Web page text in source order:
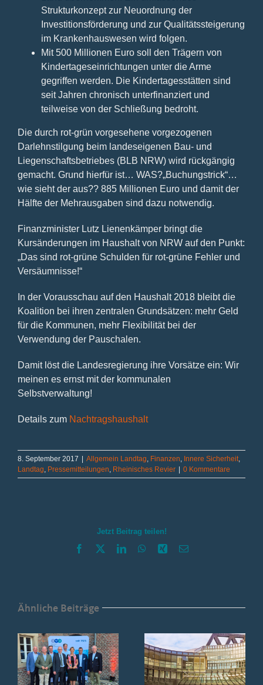
Strukturkonzept zur Neuordnung der
Investitionsförderung und zur Qualitätssteigerung
im Krankenhauswesen wird folgen.
Mit 500 Millionen Euro soll den Trägern von
Kindertageseinrichtungen unter die Arme
gegriffen werden. Die Kindertagesstätten sind
seit Jahren chronisch unterfinanziert und
teilweise von der Schließung bedroht.
Die durch rot-grün vorgesehene vorgezogenen
Darlehnstilgung beim landeseigenen Bau- und
Liegenschaftsbetriebes (BLB NRW) wird rückgängig
gemacht. Grund hierfür ist… WAS?„Buchungstrick“…
wie sieht der aus?? 885 Millionen Euro und damit der
Hälfte der Mehrausgaben sind dazu notwendig.
Finanzminister Lutz Lienenkämper bringt die
Kursänderungen im Haushalt von NRW auf den Punkt:
„Das sind rot-grüne Schulden für rot-grüne Fehler und
Versäumnisse!“
In der Vorausschau auf den Haushalt 2018 bleibt die
Koalition bei ihren zentralen Grundsätzen: mehr Geld
für die Kommunen, mehr Flexibilität bei der
Verwendung der Pauschalen.
Damit löst die Landesregierung ihre Vorsätze ein: Wir
meinen es ernst mit der kommunalen
Selbstverwaltung!
Details zum Nachtragshaushalt
8. September 2017 Allgemein Landtag, Finanzen, Innere Sicherheit,
Landtag, Pressemitteilungen, Rheinisches Revier 0 Kommentare
Jetzt Beitrag teilen!
Facebook LinkedInWhatsApp
Xing E-
Ähnliche Beiträge